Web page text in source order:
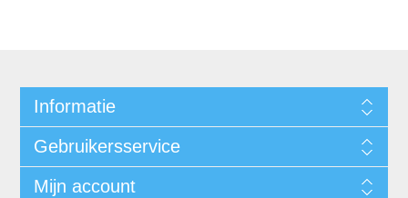
Informatie
Gebruikersservice
Mijn account